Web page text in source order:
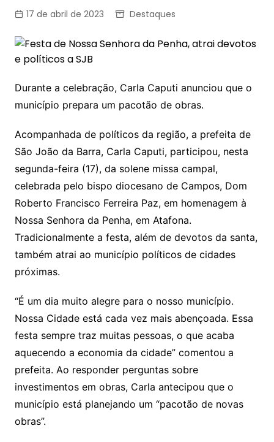
17 de abril de 2023 Destaques
Durante a celebração, Carla Caputi anunciou que o
município prepara um pacotão de obras.
Acompanhada de políticos da região, a prefeita de
São João da Barra, Carla Caputi, participou, nesta
segunda-feira (17), da solene missa campal,
celebrada pelo bispo diocesano de Campos, Dom
Roberto Francisco Ferreira Paz, em homenagem à
Nossa Senhora da Penha, em Atafona.
Tradicionalmente a festa, além de devotos da santa,
também atrai ao município políticos de cidades
próximas.
“É um dia muito alegre para o nosso município.
Nossa Cidade está cada vez mais abençoada. Essa
festa sempre traz muitas pessoas, o que acaba
aquecendo a economia da cidade” comentou a
prefeita. Ao responder perguntas sobre
investimentos em obras, Carla antecipou que o
município está planejando um “pacotão de novas
obras”.